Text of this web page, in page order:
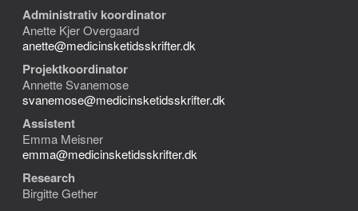
Administrativ koordinator
Anette Kjer Overgaard
anette@medicinsketidsskrifter.dk
Projektkoordinator
Annette Svanemose
svanemose@medicinsketidsskrifter.dk
Assistent
Emma Meisner
emma@medicinsketidsskrifter.dk
Research
Birgitte Gether